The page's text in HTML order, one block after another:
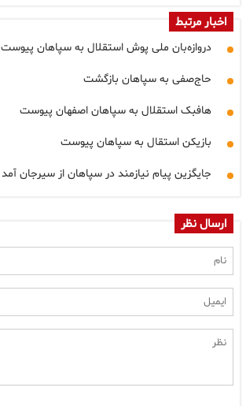
اخبار مرتبط
دروازه‌بان ملی پوش استقلال به سپاهان پیوست
حاج‌صفی به سپاهان بازگشت
هافبک استقلال به سپاهان اصفهان پیوست
بازیکن استقال به سپاهان پیوست
جایگزین پیام نیازمند در سپاهان از سیرجان آمد
ارسال نظر